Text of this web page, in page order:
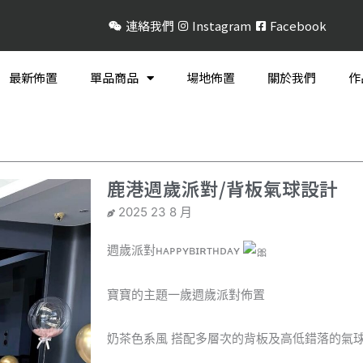
連絡我們 Instagram Facebook
最新佈置 單品商品 場地佈置 關於我們
鹿港週歲派對/背板氣球設計
2025 23 8 月
週歲派對ʜᴀᴘᴘʏʙɪʀᴛʜᴅᴀʏ
寶寶的主題一歲週歲派對佈置
奶茶色系風 搭配多層次的背板及高低錯落的氣